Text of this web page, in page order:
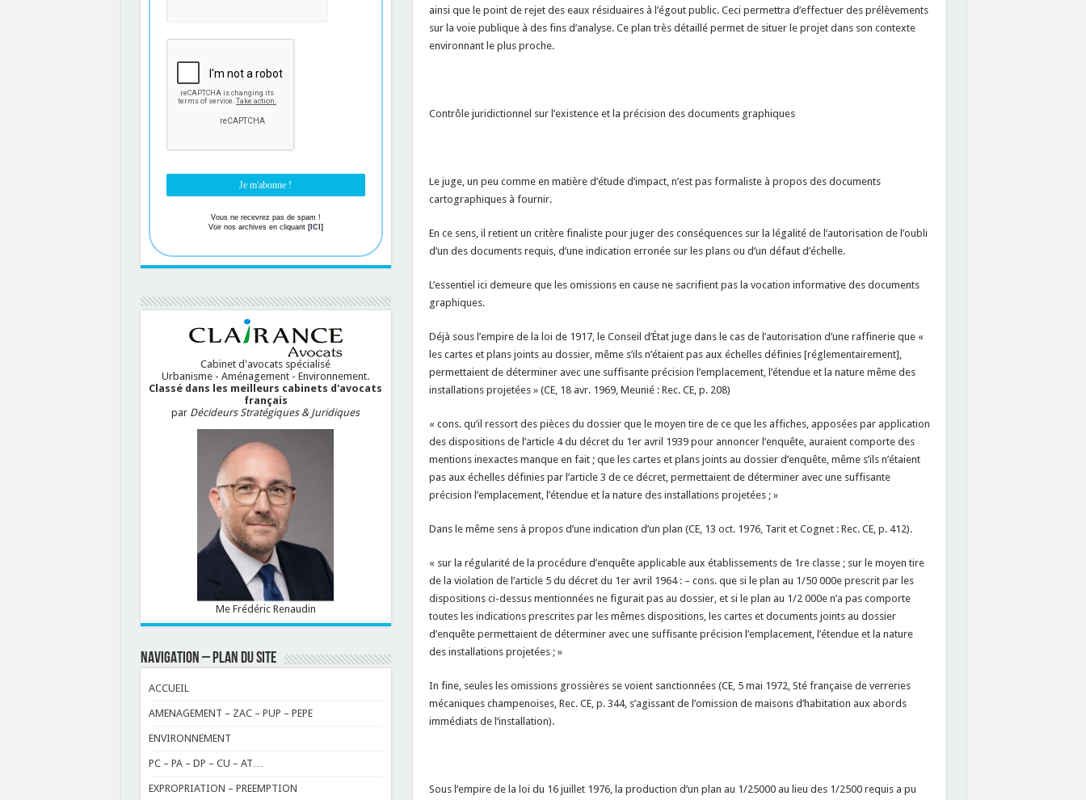
ainsi que le point de rejet des eaux résiduaires à l’égout public. Ceci permettra d’effectuer des prélèvements
sur la voie publique à des fins d’analyse. Ce plan très détaillé permet de situer le projet dans son contexte
environnant le plus proche.
Contrôle juridictionnel sur l’existence et la précision des documents graphiques
Le juge, un peu comme en matière d’étude d’impact, n’est pas formaliste à propos des documents
cartographiques à fournir.
En ce sens, il retient un critère finaliste pour juger des conséquences sur la légalité de l’autorisation de l’oubli
d’un des documents requis, d’une indication erronée sur les plans ou d’un défaut d’échelle.
L’essentiel ici demeure que les omissions en cause ne sacrifient pas la vocation informative des documents
graphiques.
Déjà sous l’empire de la loi de 1917, le Conseil d’État juge dans le cas de l’autorisation d’une raffinerie que «
les cartes et plans joints au dossier, même s’ils n’étaient pas aux échelles définies [réglementairement],
permettaient de déterminer avec une suffisante précision l’emplacement, l’étendue et la nature même des
installations projetées » (CE, 18 avr. 1969, Meunié : Rec. CE, p. 208)
« cons. qu’il ressort des pièces du dossier que le moyen tire de ce que les affiches, apposées par application
des dispositions de l’article 4 du décret du 1er avril 1939 pour annoncer l’enquête, auraient comporte des
mentions inexactes manque en fait ; que les cartes et plans joints au dossier d’enquête, même s’ils n’étaient
pas aux échelles définies par l’article 3 de ce décret, permettaient de déterminer avec une suffisante
précision l’emplacement, l’étendue et la nature des installations projetées ; »
Dans le même sens à propos d’une indication d’un plan (CE, 13 oct. 1976, Tarit et Cognet : Rec. CE, p. 412).
« sur la régularité de la procédure d’enquête applicable aux établissements de 1re classe ; sur le moyen tire
de la violation de l’article 5 du décret du 1er avril 1964 : – cons. que si le plan au 1/50 000e prescrit par les
dispositions ci-dessus mentionnées ne figurait pas au dossier, et si le plan au 1/2 000e n’a pas comporte
toutes les indications prescrites par les mêmes dispositions, les cartes et documents joints au dossier
d’enquête permettaient de déterminer avec une suffisante précision l’emplacement, l’étendue et la nature
des installations projetées ; »
In fine, seules les omissions grossières se voient sanctionnées (CE, 5 mai 1972, Sté française de verreries
mécaniques champenoises, Rec. CE, p. 344, s’agissant de l’omission de maisons d’habitation aux abords
immédiats de l’installation).
Sous l’empire de la loi du 16 juillet 1976, la production d’un plan au 1/25000 au lieu des 1/2500 requis a pu
Vous ne recevrez pas de spam !
Voir nos archives en cliquant [ICI]
Cabinet d'avocats spécialisé
Urbanisme - Aménagement - Environnement.
Classé dans les meilleurs cabinets d'avocats
français
par Décideurs Stratégiques & Juridiques
Me Frédéric Renaudin
NAVIGATION – PLAN DU SITE
ACCUEIL
AMENAGEMENT – ZAC – PUP – PEPE
ENVIRONNEMENT
PC – PA – DP – CU – AT…
EXPROPRIATION – PREEMPTION